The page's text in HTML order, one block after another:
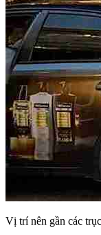
Vị trí nên gần các